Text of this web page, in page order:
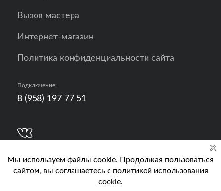
Вызов мастера
Интернет-магазин
Политика конфиденциальности сайта
Подключение:
8 (958) 197 77 51
Кислород